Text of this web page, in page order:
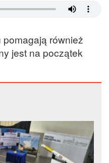
pomagają również
jest na początek